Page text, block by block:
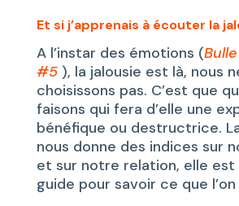
Et si j’apprenais à écouter la
A l’instar des émotions (
#5), la jalousie est là, nous
choisissons pas. C’est que
faisons qui fera d’elle une
bénéfique ou destructrice.
nous donne des indices sur
et sur notre relation, elle est
guide pour savoir ce que